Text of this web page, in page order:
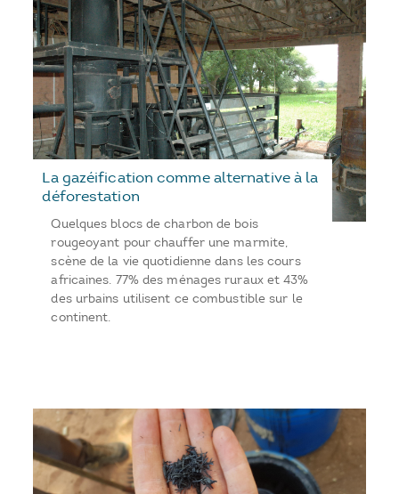
La gazéification comme alternative à la
déforestation
Quelques blocs de charbon de bois
rougeoyant pour chauffer une marmite,
scène de la vie quotidienne dans les cours
africaines. 77% des ménages ruraux et 43%
des urbains utilisent ce combustible sur le
continent.